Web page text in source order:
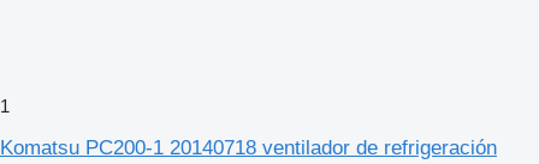
1
Komatsu PC200-1 20140718 ventilador de refrigeración